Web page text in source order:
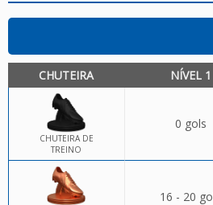
CHUTEIRA NÍVEL 1
CHUTEIRA DE
TREINO
0 gols
16 - 20